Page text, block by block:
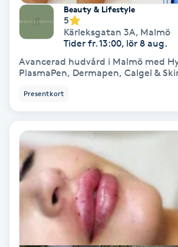
IPL hårborttagning
IR-massage
Katun fransar
Kemisk peeling
Beauty & Lifestyle
5
Kärleksgatan 3A, Malmö
Tider fr. 13:00, lör 8 aug.
Avancerad hudvård i Malmö med
PlasmaPen, Dermapen, Calgel &
Presentkort